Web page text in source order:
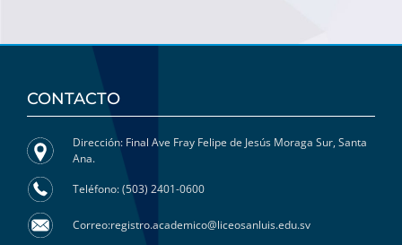
CONTACTO
Dirección: Final Ave Fray Felipe de Jesús Moraga Sur, Santa
Ana.
Teléfono: (503) 2401-0600
Correo:registro.academico@liceosanluis.edu.sv